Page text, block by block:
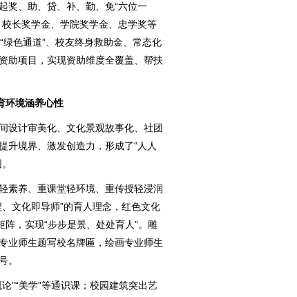
奖、助、贷、补、勤、免“六位一
长奖学金、学院奖学金、忠学奖等
色通道”、校友终身救助金、常态化
助项目，实现资助维度全覆盖、帮扶
环境涵养心性
设计审美化、文化景观故事化、社团
升境界、激发创造力，形成了“人人
素养、重课堂轻环境、重传授轻浸润
文化即导师”的育人理念，红色文化
，实现“步步是景、处处育人”。雕
业师生题写校名牌匾，绘画专业师生
。
”“美学”等通识课；校园建筑突出艺